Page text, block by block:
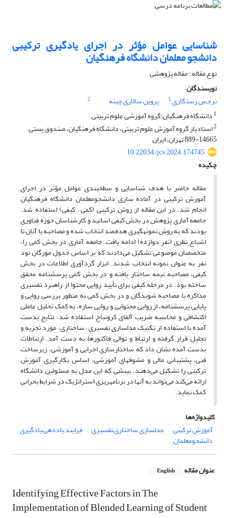
شناسایی عوامل مؤثر در اجرای یادگیری ترکیبی
دانشجو معلمان دانشگاه فرهنگیان
نوع مقاله : مقاله پژوهشی
نویسندگان
نرجس رستگاری1 پروین سالاری چینه
2
1 دانشگاه فرهنگیان؛گروه آموزشی علوم تربیتی
2استادیار گروه آموزش علوم تربیتی، دانشگاه فرهنگیان، صندوق پستی
14665-889 تهران، ایران
10.22034/jcs.2024.174745
چکیده
مقاله حاضر با هدف شناسایی و سطح­بندی عوامل مؤثر در اجرای
آموزش ترکیبی در آماده سازی دانشجومعلمان دانشگاه فرهنگیان
انجام شد. در این مقاله از روش ترکیبی (کمی – کیفی) استفاده شد.
جامعه آماری پژوهش در بخش کیفی اساتید و کارشناسان حوزه فناوری
بودند که به روش نمونه­گیری هدفمند انتخاب شده و مصاحبه با آنان تا
اشباع نظری (نفر دوازده) ادامه یافت. جامعه آماری در بخش کمی را،
متخصصان موضوعی تشکیل می‌دادند که بر اساس جدول مورگان نود
نفر به عنوان نمونه انتخاب شدند. ابزار گردآوری اطلاعات در بخش
کیفی، مصاحبه نیمه ساختار یافته و در بخش کمی پرسشنامه محقق
ساخته بود. در مرحله کیفی برای تأیید روایی محتوا از راهبرد تفسیری
مذاکره با مصاحبه شوندگان و در بخش کمی به منظور بررسی روایی و
پایایی پرسشنامه، از روایی محتوایی و روایی سازه، به کمک تحلیل عاملی
اکتشافی و محاسبه ضریب آلفای کرونباخ استفاده شد. نتایج بدست
آمده با استفاده از تکنیک مدلسازی تفسیری – ساختاری، مورد تجزیه و
تحلیل قرار گرفته و ارتباط و توالی فاکتورها به دست آمد. ارتباطات
بدست آمده نشان داد که ساختارسازی اجرایی و آموزشی، زیرساخت
فنی، پشتیبانی مالی و مشوق­های آموزشی، اساس بکارگیری آموزش
ترکیبی را تشکیل می‌دهند. بینشی که این مدل به مسئولین دانشگاه
ارائه می‌کند می‌تواند به آنها در برنامه­ریزی استراتژیک در شرایط بحرانی
کمک نماید.
کلیدواژه‌ها
آموزش ترکیبی
مدلسازی ساختاری–تفسیری فرایند یاددهی–یادگیری
دانشجومعلمان
عنوان مقاله English
Identifying Effective Factors in The
Implementation of Blended Learning of Student